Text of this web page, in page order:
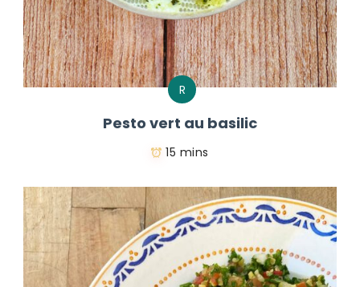
R
Pesto vert au basilic
15 mins